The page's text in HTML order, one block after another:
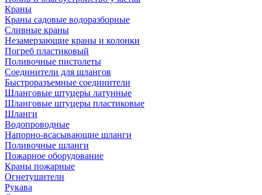
Краны
Краны садовые водоразборные
Сливные краны
Незамерзающие краны и колонки
Погреб пластиковый
Поливочные пистолеты
Соединители для шлангов
Быстроразъемные соединители
Шланговые штуцеры латунные
Шланговые штуцеры пластиковые
Шланги
Водопроводные
Напорно-всасывающие шланги
Поливочные шланги
Пожарное оборудование
Краны пожарные
Огнетушители
Рукава